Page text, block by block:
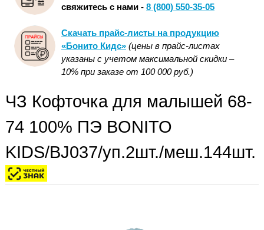
свяжитесь с нами - 8 (800) 550-35-05
Скачать прайс-листы на продукцию
«Бонито Кидс» (цены в прайс-листах
указаны с учетом максимальной скидки –
10% при заказе от 100 000 руб.)
ЧЗ Кофточка для малышей 68-
74 100% ПЭ BONITO
KIDS/BJ037/уп.2шт./меш.144шт.